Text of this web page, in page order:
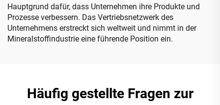
Hauptgrund dafür, dass Unternehmen ihre Produkte und
Prozesse verbessern. Das Vertriebsnetzwerk des
Unternehmens erstreckt sich weltweit und nimmt in der
Mineralstoffindustrie eine führende Position ein.
Häufig gestellte Fragen zur